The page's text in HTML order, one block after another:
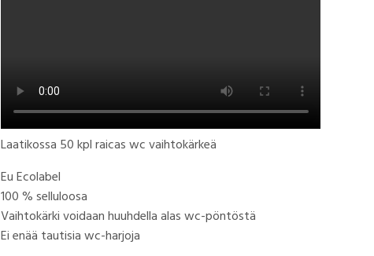
Laatikossa 50 kpl raicas wc vaihtokärkeä
Eu Ecolabel
100 % selluloosa
Vaihtokärki voidaan huuhdella alas wc-pöntöstä
Ei enää tautisia wc-harjoja